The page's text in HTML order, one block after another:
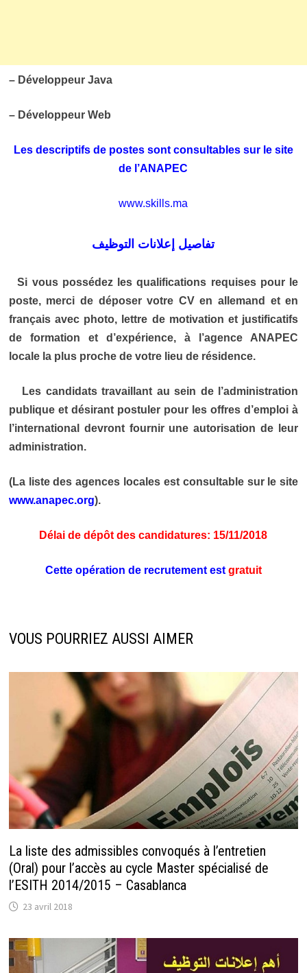
– Développeur Java
– Développeur Web
Les descriptifs de postes sont consultables sur le site
de l’ANAPEC
www.skills.ma
تفاصيل إعلانات التوظيف
Si vous possédez les qualifications requises pour le
poste, merci de déposer votre CV en allemand et en
français avec photo, lettre de motivation et justificatifs
de formation et d’expérience, à l’agence ANAPEC
locale la plus proche de votre lieu de résidence.
Les candidats travaillant au sein de l’administration
publique et désirant postuler pour les offres d’emploi à
l’international devront fournir une autorisation de leur
administration.
(La liste des agences locales est consultable sur le site
www.anapec.org).
Délai de dépôt des candidatures: 15/11/2018
Cette opération de recrutement estgratuit
VOUS POURRIEZ AUSSI AIMER
La liste des admissibles convoqués à l’entretien
(Oral) pour l’accès au cycle Master spécialisé de
l’ESITH 2014/2015 – Casablanca
23 avril 2018